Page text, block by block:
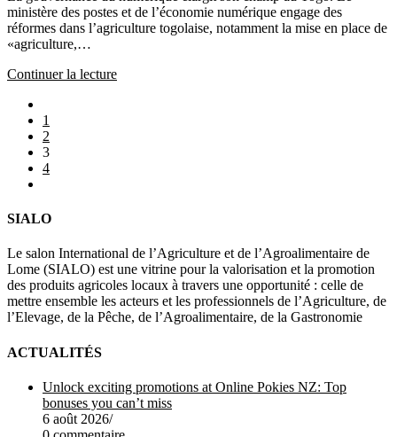
publication :
ministère des postes et de l’économie numérique engage des
réformes dans l’agriculture togolaise, notamment la mise en place de
«agriculture,…
Continuer la lecture
MONDE
AGRICOLE
AU
TOGO
to
the
previous
page
1
2
3
4
la
suivante
SIALO
Le salon International de l’Agriculture et de l’Agroalimentaire de
Lome (SIALO) est une vitrine pour la valorisation et la promotion
des produits agricoles locaux à travers une opportunité : celle de
mettre ensemble les acteurs et les professionnels de l’Agriculture, de
l’Elevage, de la Pêche, de l’Agroalimentaire, de la Gastronomie
ACTUALITÉS
Unlock exciting promotions at Online Pokies NZ: Top
bonuses you can’t miss
6 août 2026/